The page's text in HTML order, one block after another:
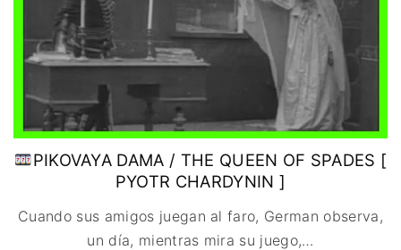
EXPERIMENTOS
FANTÁSTICO
MUSICAL
TERROR
WESTERN / CHAMBARA
ITALIA
PAISES BAJOS
REINO UNIDO
SERBIA​
SUECIA
CONTACTO
TARJETA
DIGITAL
PIKOVAYA DAMA / THE QUEEN OF SPADES [
PYOTR CHARDYNIN ]
Cuando sus amigos juegan al faro, German observa,
un día, mientras mira su juego,…